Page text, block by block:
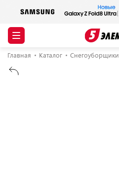
Главная Каталог Снегоуборщики